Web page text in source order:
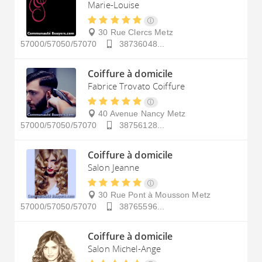
Marie-Louise
30 Rue Clercs Metz
57000/57050/57070
38736048...
Coiffure à domicile
Fabrice Trovato Coiffure
40 Avenue Nancy Metz
57000/57050/57070
38756128...
Coiffure à domicile
Salon Jeanne
30 Rue Pont à Mousson Metz
57000/57050/57070
38765596...
Coiffure à domicile
Salon Michel-Ange